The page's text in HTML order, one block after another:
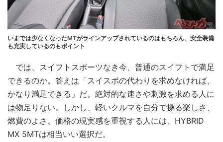
いまでは少なくなったMTがラインアップされているのはもちろん、安全装備
も充実しているのもポイント
では、スイフトスポーツなき今、普通のスイフトで満足
できるのか。答えは「スイスポの代わりを求めなければ、
かなり満足できる」だ。絶対的な速さや刺激を求める人に
は物足りない。しかし、軽いクルマを自分で操る楽しさ、
燃費のよさ、価格の現実感を重視する人には、HYBRID
MX 5MTは相当いい選択だ。